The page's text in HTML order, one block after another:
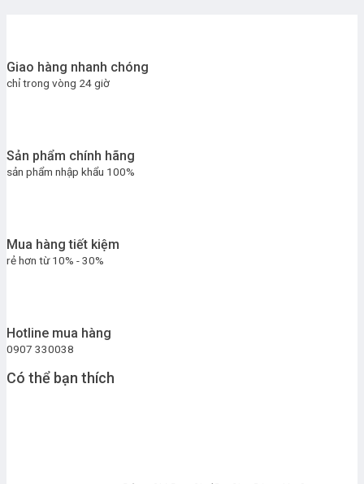
Giao hàng nhanh chóng
chỉ trong vòng 24 giờ
Sản phẩm chính hãng
sản phẩm nhập khẩu 100%
Mua hàng tiết kiệm
rẻ hơn từ 10% - 30%
Hotline mua hàng
0907 330038
Có thể bạn thích